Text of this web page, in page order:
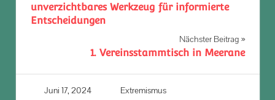
unverzichtbares Werkzeug für informierte
Entscheidungen
Nächster Beitrag
1. Vereinsstammtisch in Meerane
Juni 17, 2024 J Richter
Extremismus